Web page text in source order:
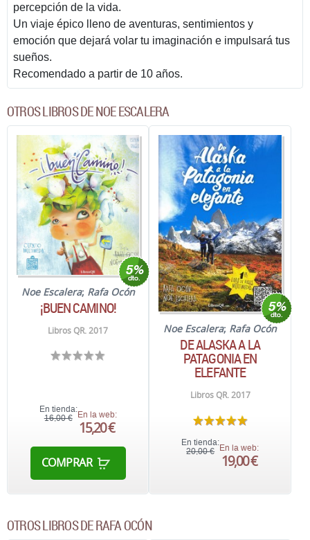
percepción de la vida.
Un viaje épico lleno de aventuras, sentimientos y
emoción que dejará volar tu imaginación e impulsará tus
sueños.
Recomendado a partir de 10 años.
OTROS LIBROS DE NOE ESCALERA
Noe Escalera; Rafa Ocón
¡BUEN CAMINO!
Libros QR. 2017
En tienda:
16,00 € En la web:
15,20 €
COMPRAR
Noe Escalera; Rafa Ocón
DE ALASKA A LA
PATAGONIA EN
ELEFANTE
Libros QR. 2017
En tienda:
20,00 €
En la web:
19,00 €
OTROS LIBROS DE RAFA OCÓN